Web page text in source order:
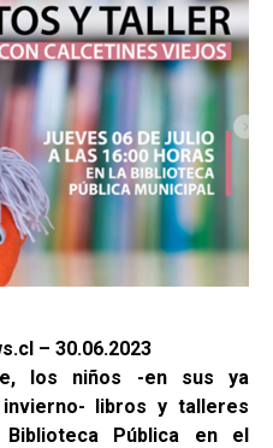
– 30.06.2023
los niños -en sus ya
libros y talleres
Pública en el